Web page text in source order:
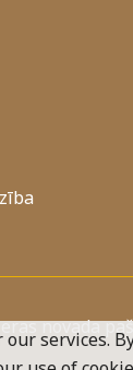
novada
services.